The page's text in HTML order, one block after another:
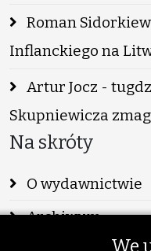
Roman
Inflanckiego na
Artur Jocz -
Skupniewicza
Na skróty
O wydawnictwie
Archiwum
We